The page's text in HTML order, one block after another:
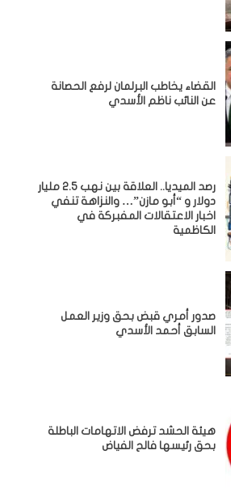
القضاء يخاطب البرلمان لرفع الحصانة
عن النائب ناظم الأسدي
رصد الميديا.. العلاقة بين نهب 2.5 مليار
دولار و “أبو مازن”… والنزاهة تنفي
اخبار الاعتقالات المفبركة في
الكاظمية
صدور أمري قبض بحق وزير العمل
السابق أحمد الأسدي
هيئة الحشد ترفض الاتهامات الباطلة
بحق رئيسها فالح الفياض